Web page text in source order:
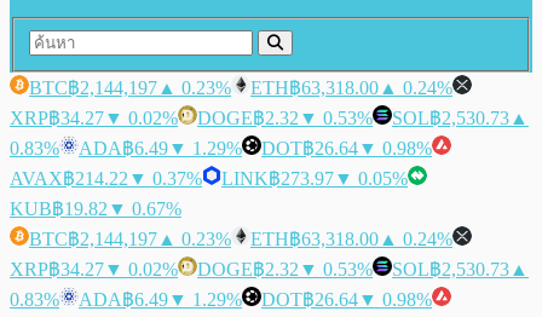
BTC฿2,144,197 ▲ 0.23% ETH฿63,318.00 ▲ 0.24%
XRP฿34.27▼ 0.02% DOGE฿2.32 ▼ 0.53% SOL฿2,530.73 ▲
0.83%
ADA฿6.49▼ 1.29% DOT฿26.64▼ 0.98%
AVAX฿214.22 ▼ 0.37% LINK฿273.97▼ 0.05%
KUB฿19.82 ▼ 0.67%
BTC฿2,144,197 ▲ 0.23% ETH฿63,318.00 ▲ 0.24%
XRP฿34.27▼ 0.02% DOGE฿2.32 ▼ 0.53% SOL฿2,530.73 ▲
0.83%
ADA฿6.49▼ 1.29% DOT฿26.64▼ 0.98%